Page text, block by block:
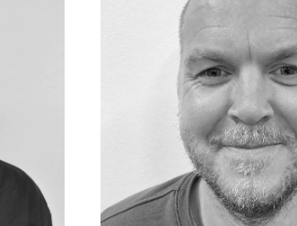
Wallmann
Marmoline